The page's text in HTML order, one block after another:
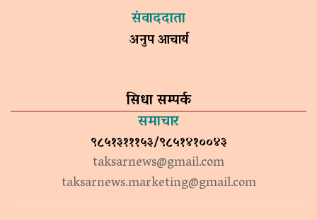
संवाददाता
अनुप आचार्य
सिधा सम्पर्क
समाचार
९८५१३१११५३/९८५१४१००४३
taksarnews@gmail.com
taksarnews.marketing@gmail.com